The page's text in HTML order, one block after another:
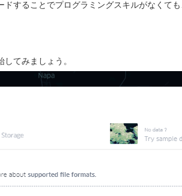
することでプログラミングスキルがなくて
てみましょう。